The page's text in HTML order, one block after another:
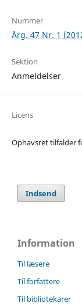
Nummer
Årg. 47 Nr. 1
Sektion
Anmeldelser
Licens
Ophavsret tilfalder
Indsend
Information
Til læsere
Til forfattere
Til bibliotekarer